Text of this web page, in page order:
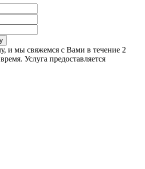
и мы свяжемся с Вами в течение 2
Услуга предоставляется